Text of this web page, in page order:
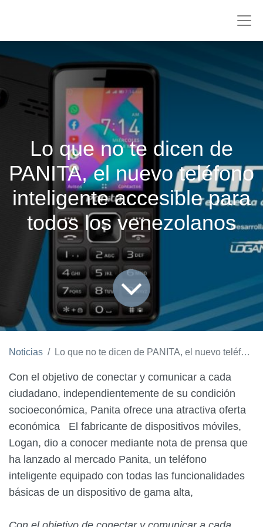
Lo que no te dicen de
PANITA, el nuevo teléfono
inteligente accesible para
todos los venezolanos
Noticias Lo que no te dicen de PANITA, el nuevo teléfono inteligente accesible para todos los venezolanos
Con el objetivo de conectar y comunicar a cada
ciudadano, independientemente de su condición
socioeconómica, Panita ofrece una atractiva oferta
económica El fabricante de dispositivos móviles,
Logan, dio a conocer mediante nota de prensa que
ha lanzado al mercado Panita, un teléfono
inteligente equipado con todas las funcionalidades
básicas de un dispositivo de gama alta,